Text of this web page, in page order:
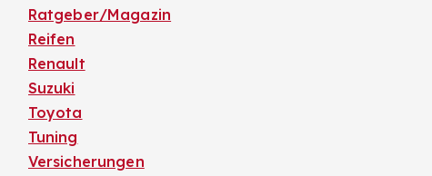
Ratgeber/Magazin
Reifen
Renault
Suzuki
Toyota
Tuning
Versicherungen